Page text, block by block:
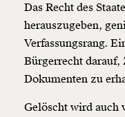
beginnt
Werde
funktioniert.
Das Recht des
herauszugeben,
Verfassungsrang.
Bürgerrecht darauf,
Dokumenten zu
Gelöscht wird auch